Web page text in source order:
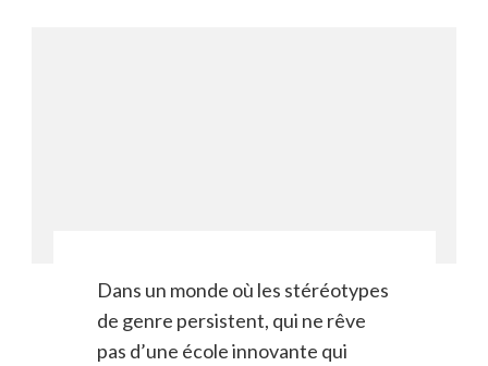
Dans un monde où les stéréotypes
de genre persistent, qui ne rêve
pas d’une école innovante qui